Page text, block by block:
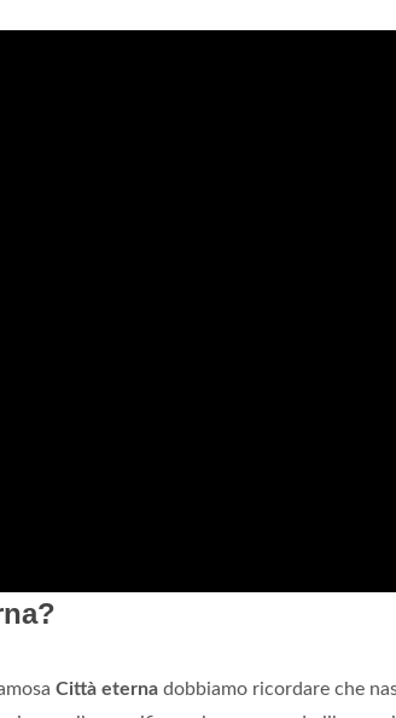
Città eterna dobbiamo ricordare che